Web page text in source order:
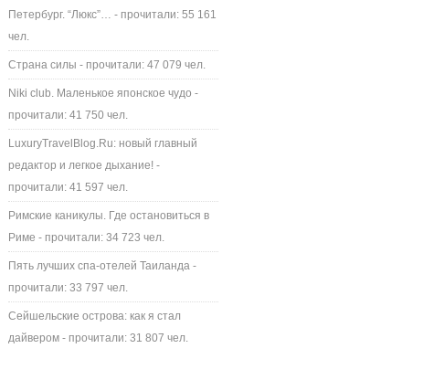
Петербург. “Люкс”… - прочитали: 55 161
чел.
Страна силы - прочитали: 47 079 чел.
Niki club. Маленькое японское чудо -
прочитали: 41 750 чел.
LuxuryTravelBlog.Ru: новый главный
редактор и легкое дыхание! -
прочитали: 41 597 чел.
Римские каникулы. Где остановиться в
Риме - прочитали: 34 723 чел.
Пять лучших спа-отелей Таиланда -
прочитали: 33 797 чел.
Сейшельские острова: как я стал
дайвером - прочитали: 31 807 чел.